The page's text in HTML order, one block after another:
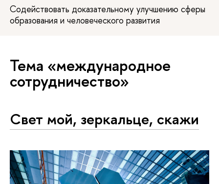
Содействовать доказательному улучшению сферы
образования и человеческого развития
Тема «международное
сотрудничество»
Свет мой, зеркальце, скажи